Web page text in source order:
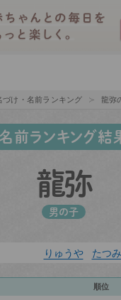
づけ・名前ランキング 龍弥
名前ランキング結
龍弥
男の子
りゅうや たつみ
順位